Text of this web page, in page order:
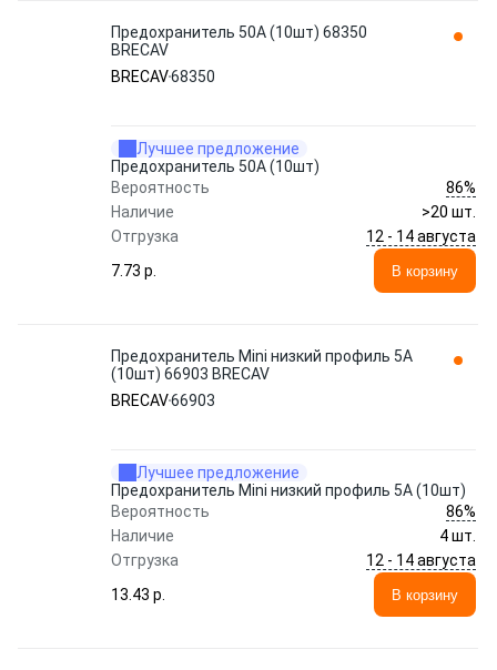
Предохранитель 50A (10шт) 68350
BRECAV
BRECAV68350
Лучшее предложение
Предохранитель 50A (10шт)
Вероятность
86%
Наличие
>20 шт.
Отгрузка
12 - 14 августа
7.73 p.
В корзину
Предохранитель Mini низкий профиль 5A
(10шт) 66903 BRECAV
BRECAV66903
Лучшее предложение
Предохранитель Mini низкий профиль 5A (10шт)
Вероятность
86%
Наличие
4 шт.
Отгрузка
12 - 14 августа
13.43 p.
В корзину